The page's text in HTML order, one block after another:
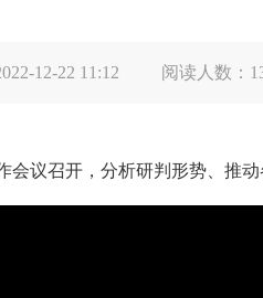
12-22 11:12 阅读人数：
召开，分析研判形势、推动